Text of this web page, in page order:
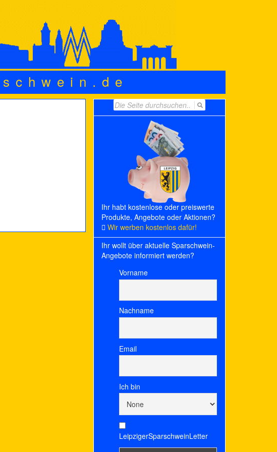
Search
for:
Ihr habt kostenlose oder preiswerte
Produkte, Angebote oder Aktionen?
Wir werben kostenlos dafür!
Ihr wollt über aktuelle Sparschwein-
Angebote informiert werden?
Vorname
Nachname
Email
Ich bin
LeipzigerSparschweinLetter